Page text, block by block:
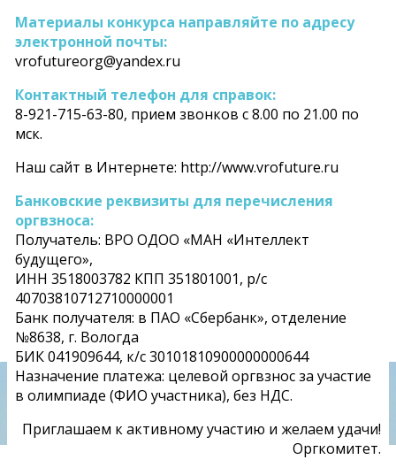
Материалы конкурса направляйте по адресу
электронной почты:
vrofutureorg@yandex.ru
Контактный телефон для справок:
8-921-715-63-80, прием звонков с 8.00 по 21.00 по
мск.
Наш сайт в Интернете: http://www.vrofuture.ru
Банковские реквизиты для перечисления
оргвзноса:
Получатель: ВРО ОДОО «МАН «Интеллект
будущего»,
ИНН 3518003782 КПП 351801001, р/с
40703810712710000001
Банк получателя: в ПАО «Сбербанк», отделение
№8638, г. Вологда
БИК 041909644, к/с 30101810900000000644
Назначение платежа: целевой оргвзнос за участие
в олимпиаде (ФИО участника), без НДС.
Приглашаем к активному участию и желаем удачи!
Оргкомитет.